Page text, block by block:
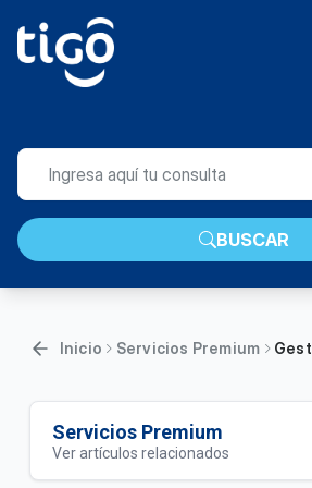
BUSCAR
Inicio Servicios Premium
Servicios Premium
Ver artículos relacionados